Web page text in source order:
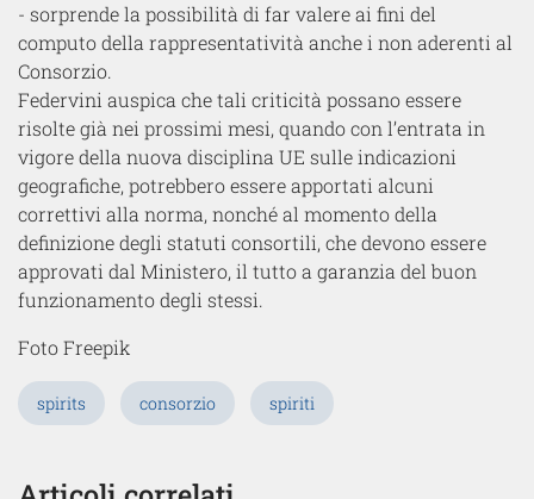
- sorprende la possibilità di far valere ai fini del
computo della rappresentatività anche i non aderenti al
Consorzio.
Federvini auspica che tali criticità possano essere
risolte già nei prossimi mesi, quandocon l’entrata in
vigore della nuova disciplina UE sulle indicazioni
geografiche,potrebbero essere apportati alcuni
correttivi alla norma,nonchéal momento della
definizione degli statuti consortili, che devono essere
approvati dal Ministero,il tuttoa garanziadel buon
funzionamento degli stessi.
Foto Freepik
spirits consorzio spiriti